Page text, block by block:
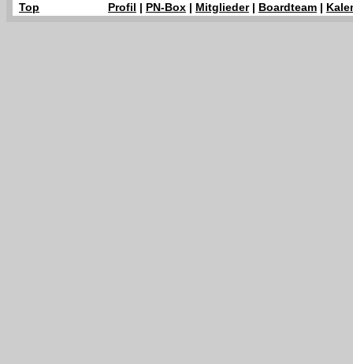
Top Profil | PN-Box | Mitglieder| Boardteam |